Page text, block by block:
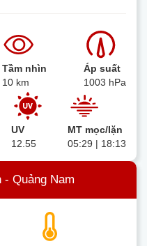
Tầm nhìn
10 km
Áp suất
1003 hPa
UV
12.55
MT mọc/lặn
05:29 | 18:13
- Quảng Nam